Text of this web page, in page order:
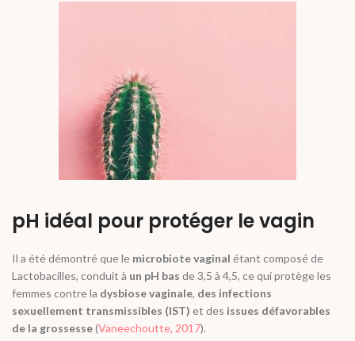
pH idéal pour protéger le vagin
Il a été démontré que le microbiote vaginal étant composé de
Lactobacilles, conduit à un pH bas de 3,5 à 4,5, ce qui protège les
femmes contre la dysbiose vaginale, des infections
sexuellement transmissibles (IST) et des issues défavorables
de la grossesse(Vaneechoutte, 2017).